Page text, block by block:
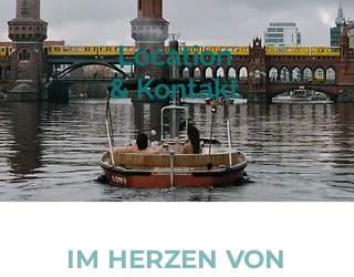
Location
& Kontakt
IM HERZEN VON